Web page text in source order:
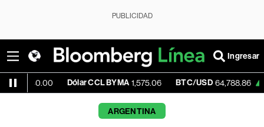
PUBLICIDAD
Ingresar
Dólar CCL BYMA 1,575.06 BTC/USD 64,788.86 +0.76%
ARGENTINA